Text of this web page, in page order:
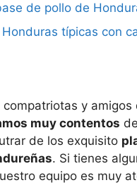
de pollo de
Honduras típicas con
compatriotas y amigos
muy contentos
de los exquisito
. Si tienes
equipo es muy